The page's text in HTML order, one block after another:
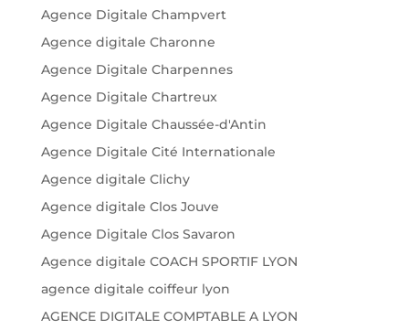
Agence Digitale Champvert
Agence digitale Charonne
Agence Digitale Charpennes
Agence Digitale Chartreux
Agence Digitale Chaussée-d'Antin
Agence Digitale Cité Internationale
Agence digitale Clichy
Agence digitale Clos Jouve
Agence Digitale Clos Savaron
Agence digitale COACH SPORTIF LYON
agence digitale coiffeur lyon
AGENCE DIGITALE COMPTABLE A LYON